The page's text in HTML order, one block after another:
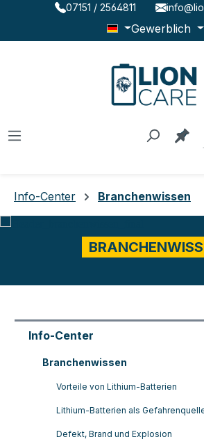
Zum Hauptinhalt springen
07151 / 2564811
Gewerblich
Info-Center Branchenwissen
Info-Center
Branchenwissen
Vorteile von Lithium-Batterien
Lithium-Batterien als
Defekt, Brand und Explosion